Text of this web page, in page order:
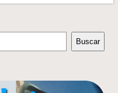
Buscar